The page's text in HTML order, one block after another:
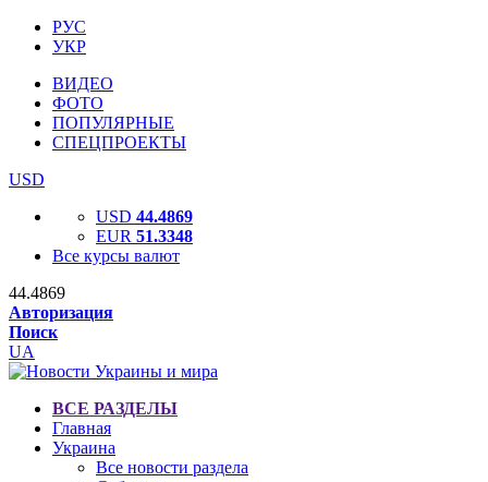
РУС
УКР
ВИДЕО
ФОТО
ПОПУЛЯРНЫЕ
СПЕЦПРОЕКТЫ
USD
USD 44.4869
EUR 51.3348
Все курсы валют
44.4869
Авторизация
Поиск
UA
ВСЕ РАЗДЕЛЫ
Главная
Украина
Все новости раздела